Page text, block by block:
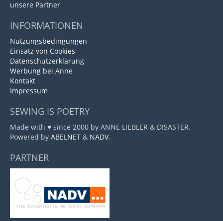
unsere Partner
INFORMATIONEN
Nutzungsbedingungen
Einsatz von Cookies
Datenschutzerklärung
Werbung bei Anne
Kontakt
Impressum
SEWING IS POETRY
Made with ♥ since 2000 by ANNE LIEBLER & DISASTER.
Powered by ABELNET & NADV.
PARTNER